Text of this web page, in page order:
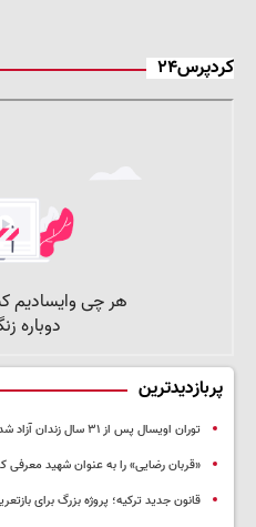
کردپرس۲۴
پربازدیدترین
توران اویسال پس از ۳۱ سال زندان آزاد شد
«قربان رضایی» را به عنوان شهید معرفی
قانون جدید ترکیه؛ پروژه بزرگ‌ برای